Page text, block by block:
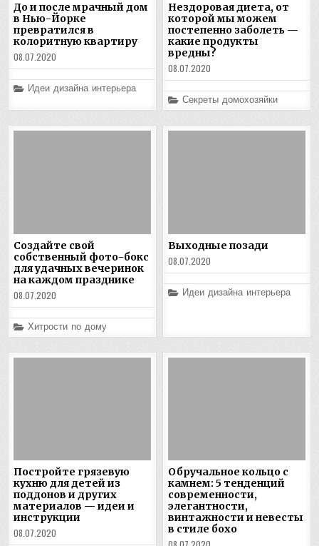
До и после мрачный дом
в Нью-Йорке
превратился в
колоритную квартиру
08.07.2020
Posted
in
Идеи дизайна интерьера
Нездоровая диета, от
которой мы можем
постепенно заболеть —
какие продукты
вредны?
08.07.2020
Posted
in
Секреты домохозяйки
Создайте свой
собственный фото-бокс
для удачных вечеринок
на каждом празднике
08.07.2020
Posted
in
Хитрости по дому
Выходные позади
08.07.2020
Posted
in
Идеи дизайна интерьера
Постройте грязевую
кухню для детей из
поддонов и других
материалов — идеи и
инструкции
08.07.2020
Обручальное кольцо с
камнем: 5 тенденций
современности,
элегантности,
винтажности и невесты
в стиле бохо